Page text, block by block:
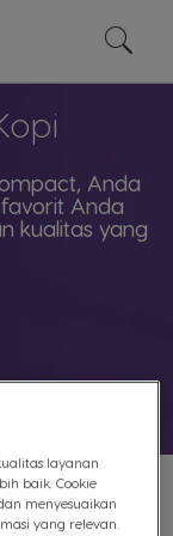
Anda
Anda
kualitas yang
layanan
baik. Cookie
menyesuaikan
yang relevan.